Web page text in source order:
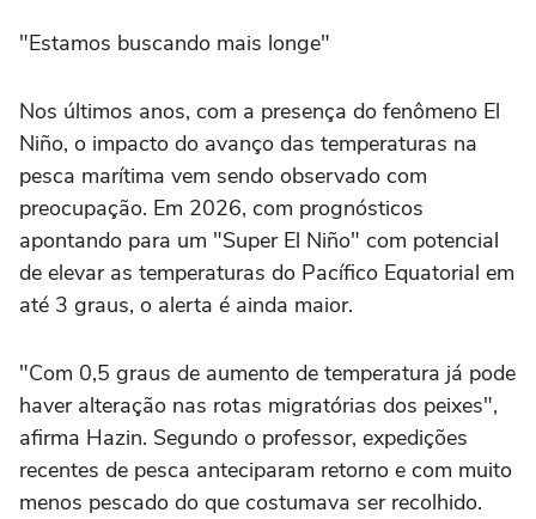
"Estamos buscando mais longe"
Nos últimos anos, com a presença do fenômeno El
Niño, o impacto do avanço das temperaturas na
pesca marítima vem sendo observado com
preocupação. Em 2026, com prognósticos
apontando para um "Super El Niño" com potencial
de elevar as temperaturas do Pacífico Equatorial em
até 3 graus, o alerta é ainda maior.
"Com 0,5 graus de aumento de temperatura já pode
haver alteração nas rotas migratórias dos peixes",
afirma Hazin. Segundo o professor, expedições
recentes de pesca anteciparam retorno e com muito
menos pescado do que costumava ser recolhido.